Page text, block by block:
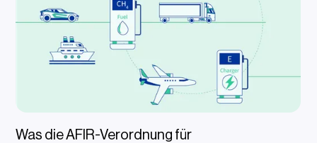
Was die AFIR-Verordnung für